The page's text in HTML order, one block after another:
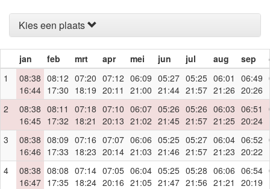
Kies een plaats
jan feb mrt apr mei jun jul aug sep
1
08:38
16:44
08:12
17:30
07:20
18:19
07:12
20:11
06:09
21:00
05:27
21:44
05:25
21:57
06:01
21:26
06:49
20:26
2
08:38
16:45
08:11
17:32
07:18
18:21
07:10
20:13
06:07
21:02
05:26
21:45
05:26
21:57
06:03
21:25
06:51
20:24
3
08:38
16:46
08:09
17:33
07:16
18:23
07:07
20:14
06:06
21:03
05:25
21:46
05:27
21:57
06:04
21:23
06:52
20:22
4
08:38
16:47
08:08
17:35
07:14
18:24
07:05
20:16
06:04
21:05
05:25
21:47
05:28
21:56
06:06
21:21
06:54
20:19